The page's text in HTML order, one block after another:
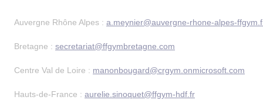
Auvergne Rhône Alpes : a.meynier@auvergne-rhone-alpes-
Bretagne : secretariat@ffgymbretagne.com
Centre Val de Loire : manonbougard@crgym.onmicrosoft.com
Hauts-de-France : aurelie.sinoquet@ffgym-hdf.fr